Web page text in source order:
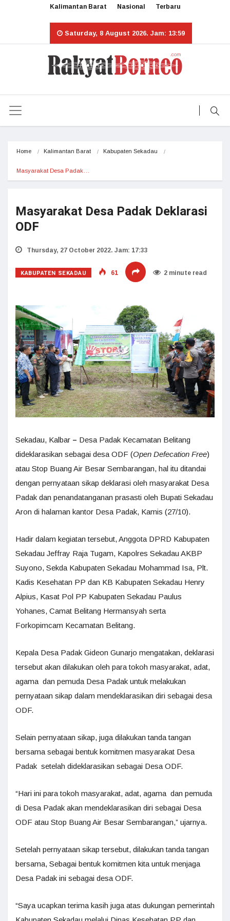
Kalimantan Barat Nasional Terbaru
Saturday, 8 August 2026. Jam: 13:59
Home Kalimantan Barat Kabupaten Sekadau
Masyarakat Desa Padak…
Masyarakat Desa Padak Deklarasi
ODF
Thursday, 27 October 2022. Jam: 17:33
KABUPATEN SEKADAU 61 2 minute read
Sekadau, Kalbar – Desa Padak Kecamatan Belitang
dideklarasikan sebagai desa ODF (Open Defecation Free)
atau Stop Buang Air Besar Sembarangan, hal itu ditandai
dengan pernyataan sikap deklarasi oleh masyarakat Desa
Padak dan penandatanganan prasasti oleh Bupati Sekadau
Aron di halaman kantor Desa Padak, Kamis (27/10).
Hadir dalam kegiatan tersebut, Anggota DPRD Kabupaten
Sekadau Jeffray Raja Tugam, Kapolres Sekadau AKBP
Suyono, Sekda Kabupaten Sekadau Mohammad Isa, Plt.
Kadis Kesehatan PP dan KB Kabupaten Sekadau Henry
Alpius, Kasat Pol PP Kabupaten Sekadau Paulus
Yohanes, Camat Belitang Hermansyah serta
Forkopimcam Kecamatan Belitang.
Kepala Desa Padak Gideon Gunarjo mengatakan, deklarasi
tersebut akan dilakukan oleh para tokoh masyarakat, adat,
agama dan pemuda Desa Padak untuk melakukan
pernyataan sikap dalam mendeklarasikan diri sebagai desa
ODF.
Selain pernyataan sikap, juga dilakukan tanda tangan
bersama sebagai bentuk komitmen masyarakat Desa
Padak setelah dideklarasikan sebagai Desa ODF.
“Hari ini para tokoh masyarakat, adat, agama dan pemuda
di Desa Padak akan mendeklarasikan diri sebagai Desa
ODF atau Stop Buang Air Besar Sembarangan,” ujarnya.
Setelah pernyataan sikap tersebut, dilakukan tanda tangan
bersama, Sebagai bentuk komitmen kita untuk menjaga
Desa Padak ini sebagai desa ODF.
“Saya ucapkan terima kasih juga atas dukungan pemerintah